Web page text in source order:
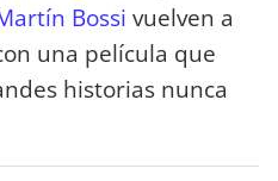
Bossi vuelven a
una película que
historias nunca